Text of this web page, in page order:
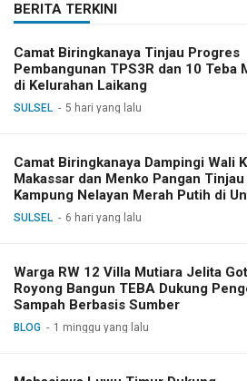
BERITA TERKINI
Camat Biringkanaya Tinjau Progres
Pembangunan TPS3R dan 10 Teba
di Kelurahan Laikang
SULSEL 5 hari yang lalu
Camat Biringkanaya Dampingi Wali
Makassar dan Menko Pangan Tinjau
Kampung Nelayan Merah Putih di
SULSEL 6 hari yang lalu
Warga RW 12 Villa Mutiara Jelita
Royong Bangun TEBA Dukung
Sampah Berbasis Sumber
BLOG 1 minggu yang lalu